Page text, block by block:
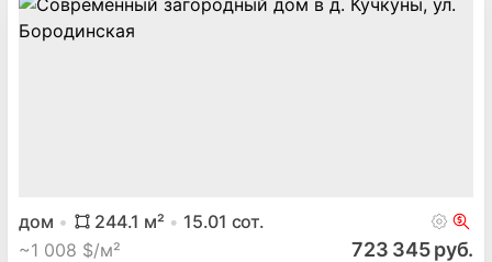
дом 244.1 м² 15.01 сот.
~1 008 $/м² 723 345 руб.